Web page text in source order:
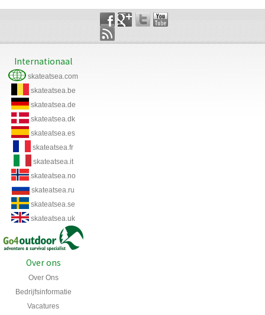
Internationaal
skateatsea.com
skateatsea.be
skateatsea.de
skateatsea.dk
skateatsea.es
skateatsea.fr
skateatsea.it
skateatsea.no
skateatsea.ru
skateatsea.se
skateatsea.uk
Over ons
Over Ons
Bedrijfsinformatie
Vacatures